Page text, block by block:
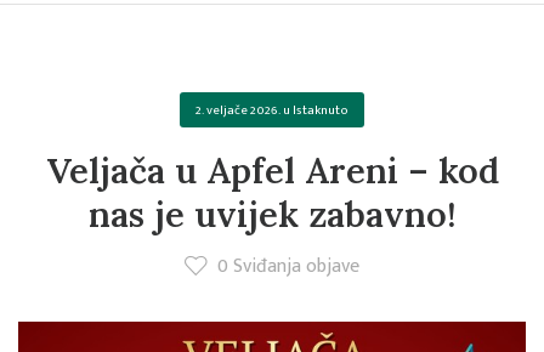
2. veljače 2026.u Istaknuto
Veljača u Apfel Areni – kod
nas je uvijek zabavno!
0 Sviđanja objave